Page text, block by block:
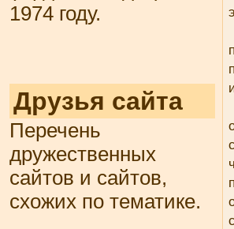
1974 году.
Друзья сайта
Перечень
дружественных
сайтов и сайтов,
схожих по тематике.